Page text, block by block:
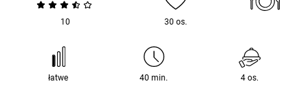
10 30 os.
łatwe 40 min. 4 os.